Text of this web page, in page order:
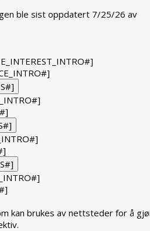
ble sist oppdatert 7/25/26 av
kan brukes av nettsteder for å